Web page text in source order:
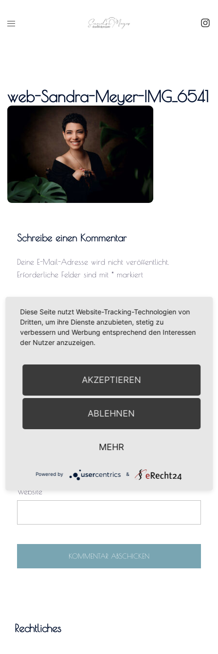
web-Sandra-Meyer-IMG_6541
Schreibe einen Kommentar
Deine E-Mail-Adresse wird nicht veröffentlicht.
Erforderliche Felder sind mit * markiert
Name
Website
Rechtliches
Diese Seite nutzt Website-Tracking-Technologien von
Dritten, um ihre Dienste anzubieten, stetig zu
verbessern und Werbung entsprechend den Interessen
der Nutzer anzuzeigen.
AKZEPTIEREN
ABLEHNEN
MEHR
Powered by &